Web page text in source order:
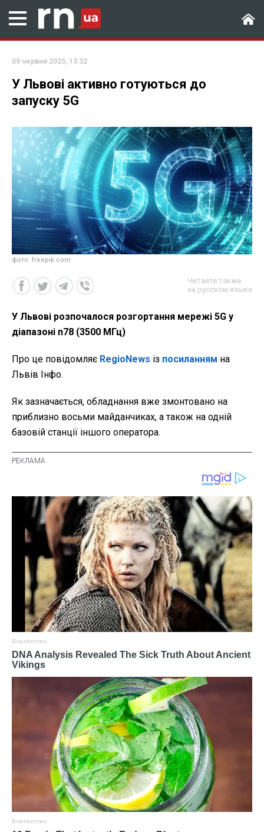
09 червня 2025, 13:32
У Львові активно готуються до
запуску 5G
фото: freepik.com
Читайте также
на русском языке
У Львові розпочалося розгортання мережі 5G у
діапазоні n78 (3500 МГц)
Про це повідомляє RegioNews із посиланням на
Львів Інфо.
Як зазначається, обладнання вже змонтовано на
приблизно восьми майданчиках, а також на одній
базовій станції іншого оператора.